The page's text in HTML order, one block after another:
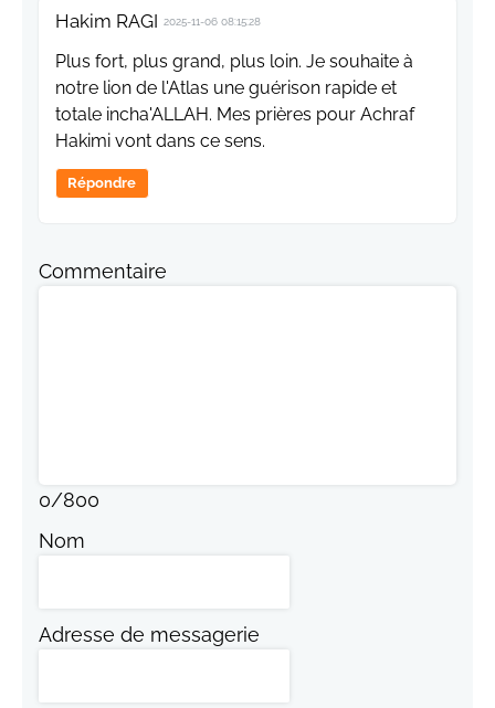
Hakim RAGI 2025-11-06 08:15:28
Plus fort, plus grand, plus loin. Je souhaite à
notre lion de l'Atlas une guérison rapide et
totale incha'ALLAH. Mes prières pour Achraf
Hakimi vont dans ce sens.
Répondre
Commentaire
0/800
Nom
Adresse de messagerie